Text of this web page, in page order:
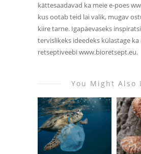
kättesaadavad ka meie e-poes
kus ootab teid lai valik, mugav
kiire tarne. Igapäevaseks
tervislikeks ideedeks külastage ka
retseptiveebi www.bioretsept.eu.
You Might Also